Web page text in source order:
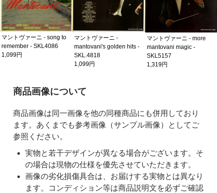
マントヴァーニ - song to
remember - SKL4086
1,099円
マントヴァーニ -
mantovani's golden hits -
SKL.4818
1,099円
マントヴァーニ - more
mantovani magic -
SKL5157
1,319円
ご購入前の注意事項
商品画像について
商品画像は同一画像を他の同種商品にも併用しており
ます。あくまでも参考画像（サンプル画像）としてご
参照ください。
実物と若干デザインが異なる場合がございます。そ
の場合は現物の仕様を優先させていただきます。
画像の劣化損傷具合は、お届けする実物とは異なり
ます。コンディション等は商品説明文を必ずご確認